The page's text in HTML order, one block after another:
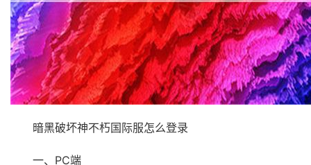
暗黑破坏神不朽国际服怎么登录
一、PC端